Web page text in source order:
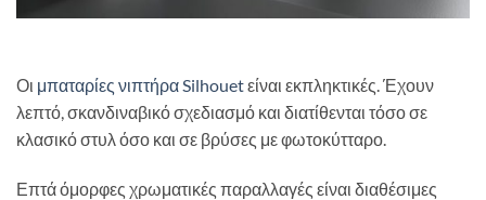
Οι μπαταρίες νιπτήρα Silhouetείναι εκπληκτικές. Έχουν
λεπτό, σκανδιναβικό σχεδιασμό και διατίθενται τόσο σε
κλασικό στυλ όσο και σε βρύσες με φωτοκύτταρο.
Επτά όμορφες χρωματικές παραλλαγές είναι διαθέσιμες